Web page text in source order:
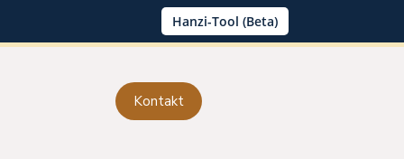
Hanzi-Tool (Beta)
Kontakt